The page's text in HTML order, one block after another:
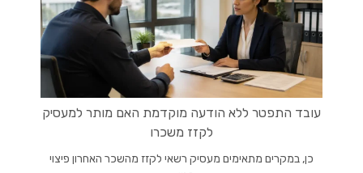
עובד התפטר ללא הודעה מוקדמת האם מותר למעסיק
לקזז משכרו
כן, במקרים מתאימים מעסיק רשאי לקזז מהשכר האחרון פיצוי